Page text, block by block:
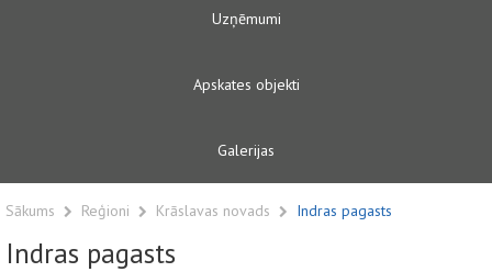
Uzņēmumi
Apskates objekti
Galerijas
Sākums Reģioni Krāslavas novads Indras pagasts
Indras pagasts